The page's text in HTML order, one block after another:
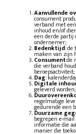
Aanvullende
consument
verband met
inhoud en/of
een derde partij
ondernemer;
Bedenktijd: de
maken van zijn
Consument:de
die verband
beroepsactiviteit;
Dag:
Digitale
geleverd worden;
regelmatige
gedurende een
Duurzame
begrepen e-
informatie die
manier die